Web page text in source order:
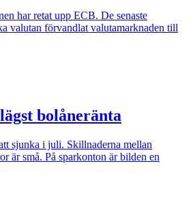
har retat upp ECB. De senaste
valutan förvandlat valutamarknaden till
bolåneränta
sjunka i juli. Skillnaderna mellan
är små. På sparkonton är bilden en